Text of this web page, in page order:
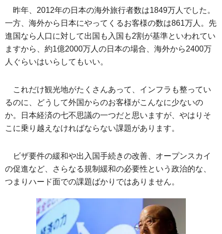
昨年、2012年の日本の海外旅行者数は1849万人でした。
一方、海外から日本にやってくるお客様の数は861万人。先
進国なら人口に対して出国も入国も2割が基準といわれてい
ますから、約1億2000万人の日本の場合、海外から2400万
人ぐらいはいらしてもいい。
これだけ観光地がたくさんあって、インフラも整ってい
るのに、どうして外国からのお客様がこんなに少ないの
か。日本経済の七不思議の一つだと思いますが、やはりそ
こに乗り越えなければならない課題があります。
ビザ要件の緩和や出入国手続きの改善、オープンスカイ
の促進など、さらなる規制緩和の必要性という政治的な、
つまりハード面での課題ばかりではありません。